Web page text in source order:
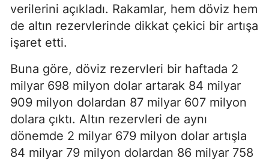
verilerini açıkladı. Rakamlar, hem döviz hem
de altın rezervlerinde dikkat çekici bir artışa
işaret etti.
Buna göre, döviz rezervleri bir haftada 2
milyar 698 milyon dolar artarak 84 milyar
909 milyon dolardan 87 milyar 607 milyon
dolara çıktı. Altın rezervleri de aynı
dönemde 2 milyar 679 milyon dolar artışla
84 milyar 79 milyon dolardan 86 milyar 758